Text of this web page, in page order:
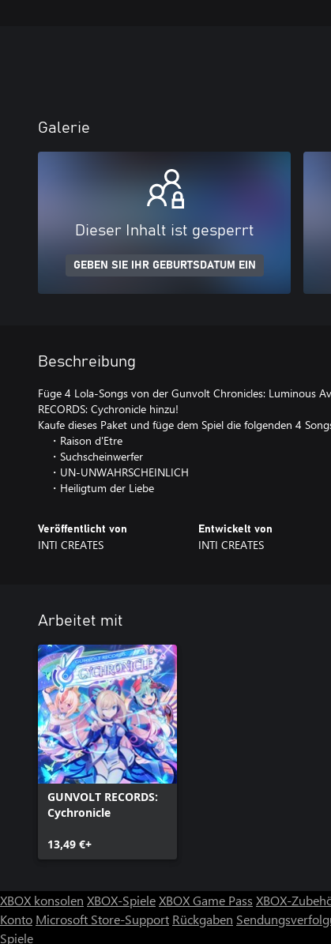
Galerie
Dieser Inhalt ist gesperrt
GEBEN SIE IHR GEBURTSDATUM EIN
Beschreibung
Füge 4 Lola-Songs von der Gunvolt Chronicles: Luminous
RECORDS: Cychronicle hinzu!
Kaufe dieses Paket und füge dem Spiel die folgenden 4
・Raison d'Etre
・Suchscheinwerfer
・UN-UNWAHRSCHEINLICH
・Heiligtum der Liebe
Veröffentlicht von
INTI CREATES
Entwickelt von
INTI CREATES
Arbeitet mit
GUNVOLT RECORDS:
Cychronicle
13,49 €+
XBOX konsolen XBOX-SpieleXBOX Game Pass XBOX-
Konto Microsoft Store-Support Rückgaben
Spiele